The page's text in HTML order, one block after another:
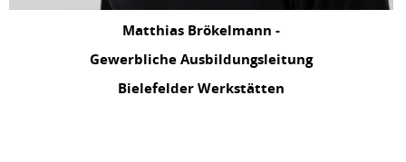
Matthias Brökelmann -
Gewerbliche Ausbildungsleitung
Bielefelder Werkstätten